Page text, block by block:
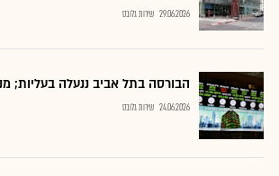
29.06.2026 שירות גלובס
הבורסה בתל אביב ננעלה בעליות;
24.06.2026 שירות גלובס